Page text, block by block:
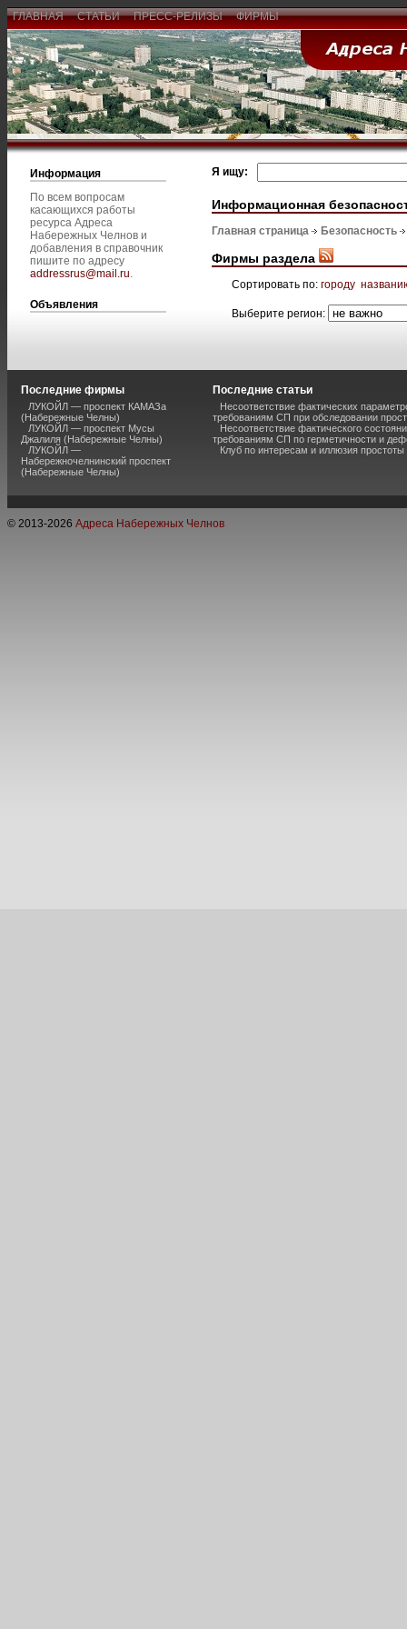
ГЛАВНАЯ СТАТЬИ ПРЕСС-РЕЛИЗЫ ФИРМЫ
Информация
По всем вопросам
касающихся работы
ресурса Адреса
Набережных Челнов и
добавления в справочник
пишите по адресу
addressrus@mail.ru.
Объявления
Я ищу:
Информационная
Главная страница Безопасность
Фирмы раздела
Сортировать по: городу
Выберите регион:
Последние фирмы
ЛУКОЙЛ — проспект КАМАЗа
(Набережные Челны)
ЛУКОЙЛ — проспект Мусы
Джалиля (Набережные Челны)
ЛУКОЙЛ —
Набережночелнинский проспект
(Набережные Челны)
Последние статьи
Несоответствие фактических
требованиям СП при обследовании
Несоответствие фактического
требованиям СП по герметичности и
Клуб по интересам и иллюзия простоты
© 2013-2026 Адреса Набережных Челнов